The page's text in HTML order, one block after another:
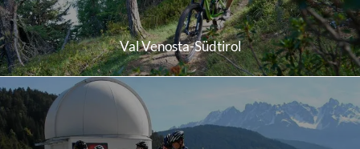
Val Venosta-Südtirol
scopri di più